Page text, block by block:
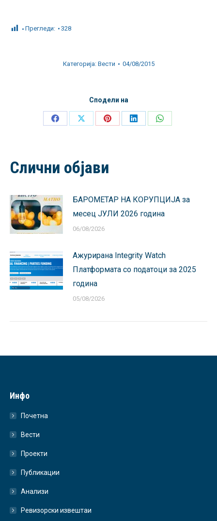
Прегледи: 328
Категорија: Вести 04/08/2015
Сподели на
Share
Share
Share
Share
Share
Слични објави
БАРОМЕТАР НА КОРУПЦИЈА за
месец ЈУЛИ 2026 година
06/08/2026
Ажурирана Integrity Watch
Платформата со податоци за 2025
година
05/08/2026
Инфо
Почетна
Вести
Проекти
Публикации
Анализи
Ревизорски извештаи